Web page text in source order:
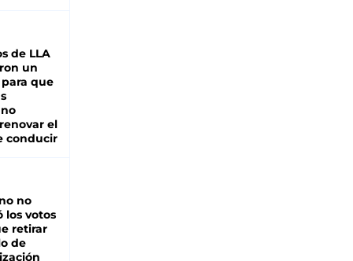
de LLA
un
que
el
conducir
no
los votos
retirar
de